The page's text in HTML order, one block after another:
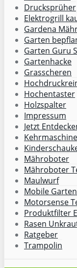
Drucksprüher
Elektrogrill
Gardena
Garten
Garten Guru
Gartenhacke
Grasscheren
Hochentaster
Holzspalter
Impressum
Jetzt
Mähroboter
Mähroboter
Maulwurf
Mobile
Motorsense
Produktfilter
Rasen
Ratgeber
Trampolin